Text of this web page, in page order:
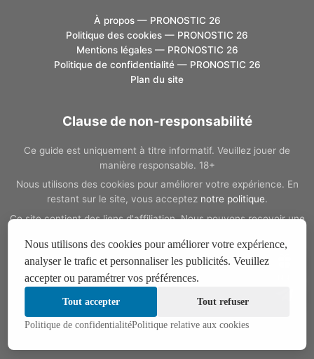
À propos — PRONOSTIC 26
Politique des cookies — PRONOSTIC 26
Mentions légales — PRONOSTIC 26
Politique de confidentialité — PRONOSTIC 26
Plan du site
Clause de non-responsabilité
Ce guide est uniquement à titre informatif. Veuillez jouer de
manière responsable. 18+
Nous utilisons des cookies pour améliorer votre expérience. En
restant sur le site, vous acceptez notre politique.
Ce site contient des liens d'affiliation. Nous pouvons recevoir une
supplémentaire pour vous.
Si vous avez un problème de dépendance au jeu, vous pouvez
trouver de l'aideici
Nous utilisons des cookies pour améliorer votre expérience,
analyser le trafic et personnaliser les publicités. Veuillez
accepter ou paramétrer vos préférences.
Tout accepter Tout refuser
Politique de confidentialitéPolitique relative aux cookies